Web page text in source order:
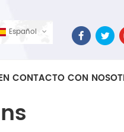
Español
CONTACTO CON